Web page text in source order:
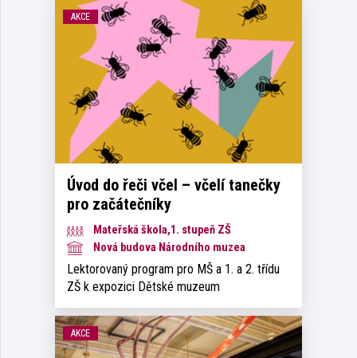
AKCE
Úvod do řeči včel – včelí tanečky
pro začátečníky
Mateřská škola,1. stupeň ZŠ
Nová budova Národního muzea
Lektorovaný program pro MŠ a 1. a 2. třídu
ZŠ k expozici Dětské muzeum
AKCE